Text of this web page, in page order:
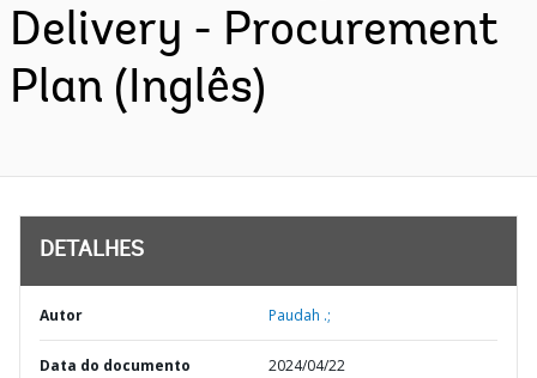
Delivery - Procurement
Plan (Inglês)
DETALHES
Autor Paudah .;
Data do documento 2024/04/22